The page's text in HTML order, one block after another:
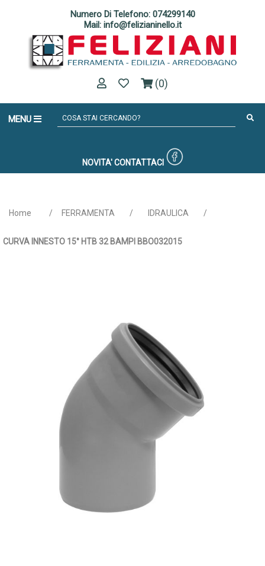
Numero Di Telefono: 074299140
Mail: info@felizianinello.it
(0)
MENU
NOVITA' CONTATTACI
Home / FERRAMENTA / IDRAULICA /
CURVA INNESTO 15° HTB 32 BAMPI BBO032015